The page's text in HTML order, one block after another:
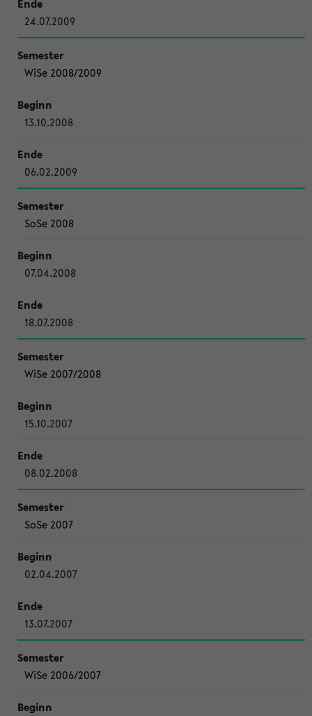
24.07.2009
WiSe 2008/2009
13.10.2008
06.02.2009
SoSe 2008
07.04.2008
18.07.2008
WiSe 2007/2008
15.10.2007
08.02.2008
SoSe 2007
02.04.2007
13.07.2007
WiSe 2006/2007